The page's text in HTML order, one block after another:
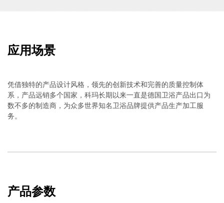
应用场景
凭借独特的产品设计风格，领先的创新技术和完善的质量控制体
系，产品远销多个国家，科玛长期以来一直是德国卫浴产品出口为
数不多的制造商，为众多世界知名卫浴品牌提供产品生产加工服
务。
产品参数